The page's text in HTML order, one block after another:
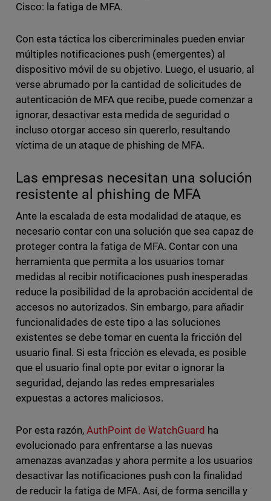
Cisco: la fatiga de MFA.
Con esta táctica los cibercriminales pueden enviar
múltiples notificaciones push (emergentes) al
dispositivo móvil de su objetivo. Luego, el usuario, al
verse abrumado por la cantidad de solicitudes de
autenticación de MFA que recibe, puede comenzar a
ignorar, desactivar esta medida de seguridad o
incluso otorgar acceso sin quererlo, resultando
víctima de un ataque de phishing de MFA.
Las empresas necesitan una solución
resistente al phishing de MFA
Ante la escalada de esta modalidad de ataque, es
necesario contar con una solución que sea capaz de
proteger contra la fatiga de MFA. Contar con una
herramienta que permita a los usuarios tomar
medidas al recibir notificaciones push inesperadas
reduce la posibilidad de la aprobación accidental de
accesos no autorizados. Sin embargo, para añadir
funcionalidades de este tipo a las soluciones
existentes se debe tomar en cuenta la fricción del
usuario final. Si esta fricción es elevada, es posible
que el usuario final opte por evitar o ignorar la
seguridad, dejando las redes empresariales
expuestas a actores maliciosos.
Por esta razón, AuthPoint de WatchGuard ha
evolucionado para enfrentarse a las nuevas
amenazas avanzadas y ahora permite a los usuarios
desactivar las notificaciones push con la finalidad
de reducir la fatiga de MFA. Así, de forma sencilla y